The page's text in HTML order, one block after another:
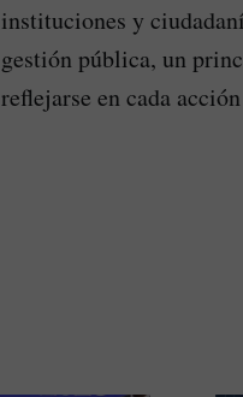
instituciones y
gestión pública, un
reflejarse en cada